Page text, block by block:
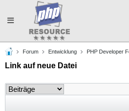
Toggle
navigation
Forum Entwicklung PHP Developer
Link auf neue Datei